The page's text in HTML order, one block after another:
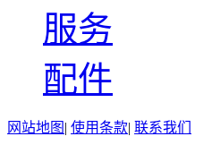
服务
配件
网站地图 | 使用条款| 联系我们